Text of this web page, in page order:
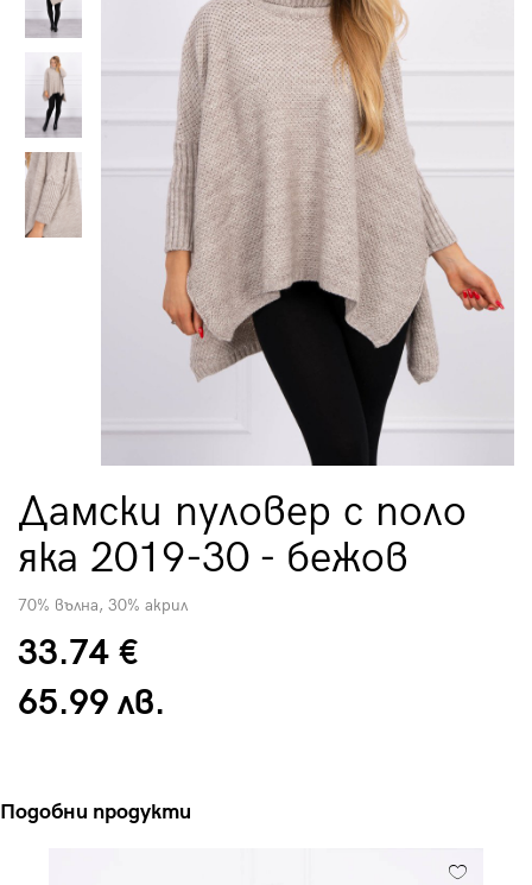
Дамски пуловер с поло
яка 2019-30 - бежов
70% вълна, 30% акрил
33.74 €
65.99 лв.
Подобни продукти